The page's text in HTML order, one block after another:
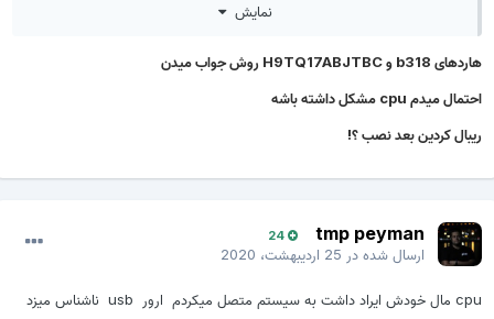
cpu هم خریدم براش جا زدم به یو اس بی وصل میشه الان با فلشر
میونه میره رو فست بود
درحالی ک من با اون دامپ تا الان ده تا نوکیا 3 رون کردم
دوستان راه حلی دارین
ایا هارد این مدل نوع خاصی داره
نمایش
هاردهای b318 و H9TQ17ABJTBC روش جواب میدن
احتمال میدم cpu مشکل داشته باشه
ریبال کردین بعد نصب ؟!
tmp peyman
24
ارسال شده در25 اردیبهشت، 2020
cpu مال خودش ایراد داشت به سیستم متصل میکردم ارور usb ناشناس میزد